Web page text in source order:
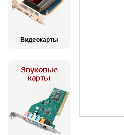
Видеокарты